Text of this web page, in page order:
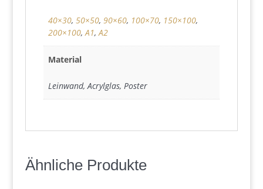
40×30, 50×50, 90×60, 100×70, 150×100,
200×100,A1,A2
Material
Leinwand, Acrylglas, Poster
Ähnliche Produkte